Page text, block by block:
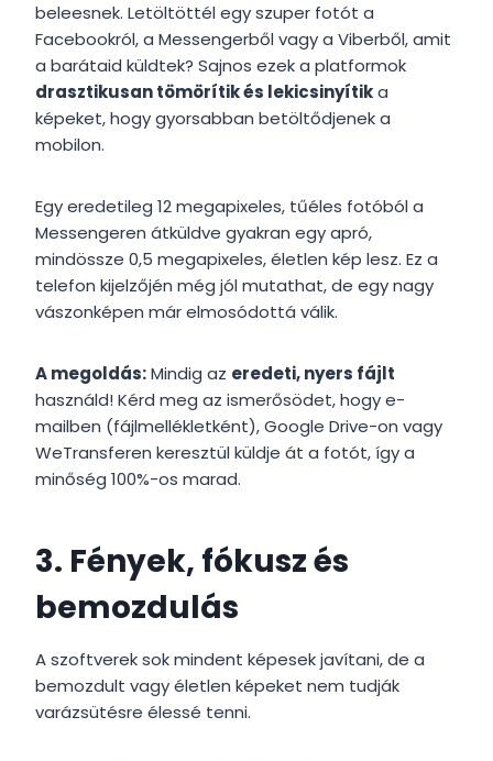
beleesnek. Letöltöttél egy szuper fotót a
Facebookról, a Messengerből vagy a Viberből, amit
a barátaid küldtek? Sajnos ezek a platformok
drasztikusan tömörítik és lekicsinyítika
képeket, hogy gyorsabban betöltődjenek a
mobilon.
Egy eredetileg 12 megapixeles, tűéles fotóból a
Messengeren átküldve gyakran egy apró,
mindössze 0,5 megapixeles, életlen kép lesz. Ez a
telefon kijelzőjén még jól mutathat, de egy nagy
vászonképen már elmosódottá válik.
A megoldás:Mindig az eredeti, nyers fájlt
használd! Kérd meg az ismerősödet, hogy e-
mailben (fájlmellékletként), Google Drive-on vagy
WeTransferen keresztül küldje át a fotót, így a
minőség 100%-os marad.
3. Fények, fókusz és
bemozdulás
A szoftverek sok mindent képesek javítani, de a
bemozdult vagy életlen képeket nem tudják
varázsütésre élessé tenni.